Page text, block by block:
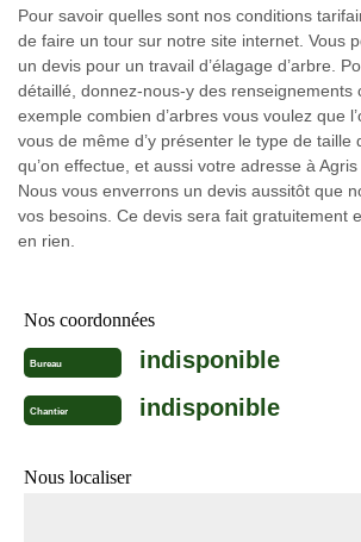
Pour savoir quelles sont nos conditions
de faire un tour sur notre site internet. Vous
un devis pour un travail d’élagage d’arbre.
détaillé, donnez-nous-y des renseignements
exemple combien d’arbres vous voulez que
vous de même d’y présenter le type de taille
qu’on effectue, et aussi votre adresse à
Nous vous enverrons un devis aussitôt que
vos besoins. Ce devis sera fait gratuitement
en rien.
Nos coordonnées
Bureau indisponible
Chantier indisponible
Nous localiser